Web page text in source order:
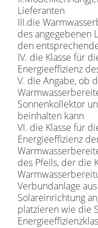
Lieferanten
III.die
des angegebenen
den
IV. die Klasse für
Energieeffizienz
V. die Angabe, ob
Sonnenkollektor
beinhalten kann
VI. die Klasse für
Energieeffizienz
des Pfeils, der die
Verbundanlage
Solareinrichtung
platzieren wie die